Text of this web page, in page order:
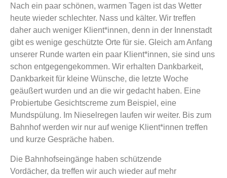
Nach ein paar schönen, warmen Tagen ist das Wetter
heute wieder schlechter. Nass und kälter. Wir treffen
daher auch weniger Klient*innen, denn in der Innenstadt
gibt es wenige geschützte Orte für sie. Gleich am Anfang
unserer Runde warten ein paar Klient*innen, sie sind uns
schon entgegengekommen. Wir erhalten Dankbarkeit,
Dankbarkeit für kleine Wünsche, die letzte Woche
geäußert wurden und an die wir gedacht haben. Eine
Probiertube Gesichtscreme zum Beispiel, eine
Mundspülung. Im Nieselregen laufen wir weiter. Bis zum
Bahnhof werden wir nur auf wenige Klient*innen treffen
und kurze Gespräche haben.
Die Bahnhofseingänge haben schützende
Vordächer, da treffen wir auch wieder auf mehr